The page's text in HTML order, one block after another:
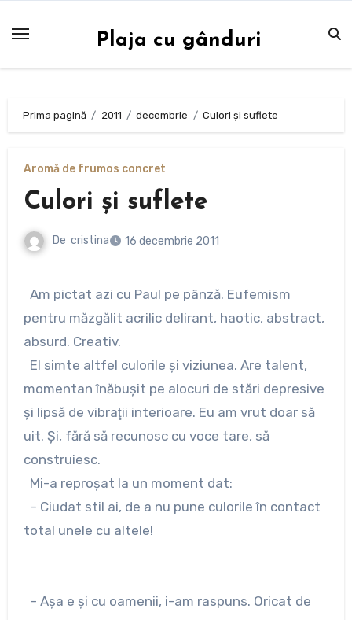
Plaja cu gânduri
Prima pagină 2011 decembrie Culori şi suflete
Aromă de frumos concret
Culori şi suflete
De cristina 16 decembrie 2011
Am pictat azi cu Paul pe pânză. Eufemism
pentru măzgălit acrilic delirant, haotic, abstract,
absurd. Creativ.
El simte altfel culorile şi viziunea. Are talent,
momentan înăbuşit pe alocuri de stări depresive
şi lipsă de vibraţii interioare. Eu am vrut doar să
uit. Şi, fără să recunosc cu voce tare, să
construiesc.
Mi-a reproşat la un moment dat:
– Ciudat stil ai, de a nu pune culorile în contact
total unele cu altele!
– Aşa e şi cu oamenii, i-am raspuns. Oricat de